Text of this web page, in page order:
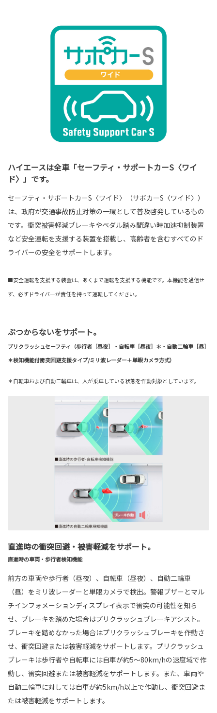
ハイエースは全車「セーフティ・サポートカーS〈ワイ
ド〉」です。
セーフティ・サポートカーS〈ワイド〉（サポカーS〈ワイド〉）
は、政府が交通事故防止対策の一環として普及啓発しているもの
です。衝突被害軽減ブレーキやペダル踏み間違い時加速抑制装置
など安全運転を支援する装置を搭載し、高齢者を含むすべてのド
ライバーの安全をサポートします。
■安全運転を支援する装置は、あくまで運転を支援する機能です。本機能を過信せ
ず、必ずドライバーが責任を持って運転してください。
ぶつからないをサポート。
プリクラッシュセーフティ（歩行者［昼夜］・自転車［昼夜］＊・自動二輪車［昼］
＊検知機能付衝突回避支援タイプ/ミリ波レーダー＋単眼カメラ方式）
＊自転車および自動二輪車は、人が乗車している状態を作動対象としています。
直進時の衝突回避・被害軽減をサポート。
直進時の車両・歩行者検知機能
前方の車両や歩行者（昼夜）、自転車（昼夜）、自動二輪車
（昼）をミリ波レーダーと単眼カメラで検出。警報ブザーとマル
チインフォメーションディスプレイ表示で衝突の可能性を知ら
せ、ブレーキを踏めた場合はプリクラッシュブレーキアシスト。
ブレーキを踏めなかった場合はプリクラッシュブレーキを作動さ
せ、衝突回避または被害軽減をサポートします。プリクラッシュ
ブレーキは歩行者や自転車には自車が約5〜80km/hの速度域で作
動し、衝突回避または被害軽減をサポートします。また、車両や
自動二輪車に対しては自車が約5km/h以上で作動し、衝突回避ま
たは被害軽減をサポートします。